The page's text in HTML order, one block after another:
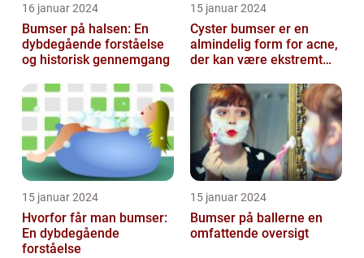
16 januar 2024
Bumser på halsen: En
dybdegående forståelse
og historisk gennemgang
15 januar 2024
Cyster bumser er en
almindelig form for acne,
der kan være ekstremt
belastende for d...
15 januar 2024
Hvorfor får man bumser:
En dybdegående
forståelse
15 januar 2024
Bumser på ballerne en
omfattende oversigt